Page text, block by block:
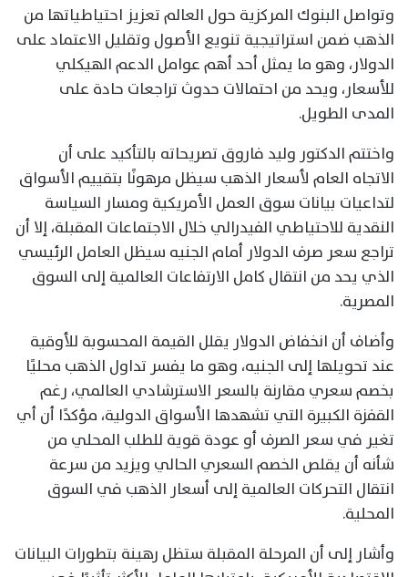
وتواصل البنوك المركزية حول العالم تعزيز احتياطياتها من
الذهب ضمن استراتيجية تنويع الأصول وتقليل الاعتماد على
الدولار، وهو ما يمثل أحد أهم عوامل الدعم الهيكلي
للأسعار، ويحد من احتمالات حدوث تراجعات حادة على
المدى الطويل.
واختتم الدكتور وليد فاروق تصريحاته بالتأكيد على أن
الاتجاه العام لأسعار الذهب سيظل مرهونًا بتقييم الأسواق
لتداعيات بيانات سوق العمل الأمريكية ومسار السياسة
النقدية للاحتياطي الفيدرالي خلال الاجتماعات المقبلة، إلا أن
تراجع سعر صرف الدولار أمام الجنيه سيظل العامل الرئيسي
الذي يحد من انتقال كامل الارتفاعات العالمية إلى السوق
المصرية.
وأضاف أن انخفاض الدولار يقلل القيمة المحسوبة للأوقية
عند تحويلها إلى الجنيه، وهو ما يفسر تداول الذهب محليًا
بخصم سعري مقارنة بالسعر الاسترشادي العالمي، رغم
القفزة الكبيرة التي تشهدها الأسواق الدولية، مؤكدًا أن أي
تغير في سعر الصرف أو عودة قوية للطلب المحلي من
شأنه أن يقلص الخصم السعري الحالي ويزيد من سرعة
انتقال التحركات العالمية إلى أسعار الذهب في السوق
المحلية.
وأشار إلى أن المرحلة المقبلة ستظل رهينة بتطورات البيانات